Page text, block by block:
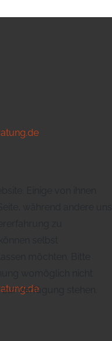
Einige von ihnen
zu
selbst
möchten. Bitte
womöglich nicht
Verfügung stehen.